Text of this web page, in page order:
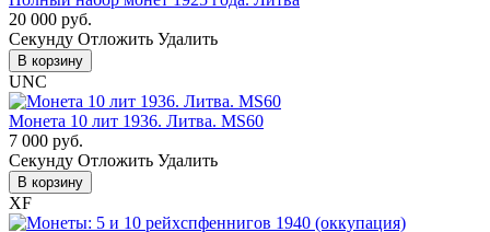
20 000 руб.
Cекунду Отложить Удалить
В корзину
UNC
Монета 10 лит 1936. Литва. MS60
7 000 руб.
Cекунду Отложить Удалить
В корзину
XF